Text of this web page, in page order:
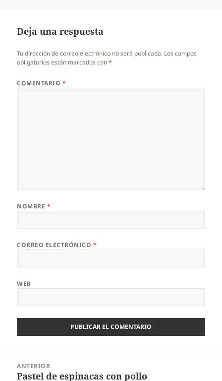
Deja una respuesta
Tu dirección de correo electrónico no será publicada. Los campos
obligatorios están marcados con*
COMENTARIO *
NOMBRE *
CORREO ELECTRÓNICO *
WEB
ANTERIOR
Entrada
Pastel de espinacas con pollo